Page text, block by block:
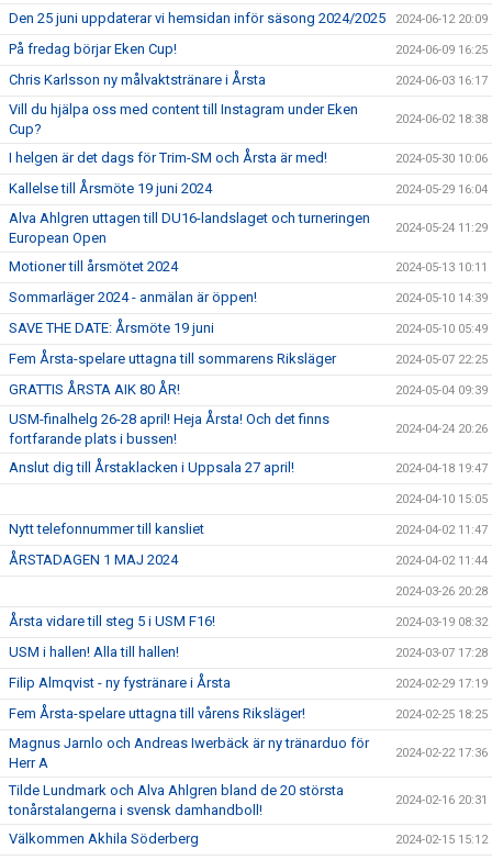
Den 25 juni uppdaterar vi hemsidan inför säsong 2024/2025 2024-06-12 20:09
På fredag börjar Eken Cup! 2024-06-09 16:25
Chris Karlsson ny målvaktstränare i Årsta 2024-06-03 16:17
Vill du hjälpa oss med content till Instagram under Eken
Cup?
2024-06-02 18:38
I helgen är det dags för Trim-SM och Årsta är med! 2024-05-30 10:06
Kallelse till Årsmöte 19 juni 2024 2024-05-29 16:04
Alva Ahlgren uttagen till DU16-landslaget och turneringen
European Open
2024-05-24 11:29
Motioner till årsmötet 2024 2024-05-13 10:11
Sommarläger 2024 - anmälan är öppen! 2024-05-10 14:39
SAVE THE DATE: Årsmöte 19 juni 2024-05-10 05:49
Fem Årsta-spelare uttagna till sommarens Riksläger 2024-05-07 22:25
GRATTIS ÅRSTA AIK 80 ÅR! 2024-05-04 09:39
USM-finalhelg 26-28 april! Heja Årsta! Och det finns
fortfarande plats i bussen!
2024-04-24 20:26
Anslut dig till Årstaklacken i Uppsala 27 april! 2024-04-18 19:47
2024-04-10 15:05
Nytt telefonnummer till kansliet 2024-04-02 11:47
ÅRSTADAGEN 1 MAJ 2024 2024-04-02 11:44
2024-03-26 20:28
Årsta vidare till steg 5 i USM F16! 2024-03-19 08:32
USM i hallen! Alla till hallen! 2024-03-07 17:28
Filip Almqvist - ny fystränare i Årsta 2024-02-29 17:19
Fem Årsta-spelare uttagna till vårens Riksläger! 2024-02-25 18:25
Magnus Jarnlo och Andreas Iwerbäck är ny tränarduo för
Herr A
2024-02-22 17:36
Tilde Lundmark och Alva Ahlgren bland de 20 största
tonårstalangerna i svensk damhandboll!
2024-02-16 20:31
Välkommen Akhila Söderberg 2024-02-15 15:12